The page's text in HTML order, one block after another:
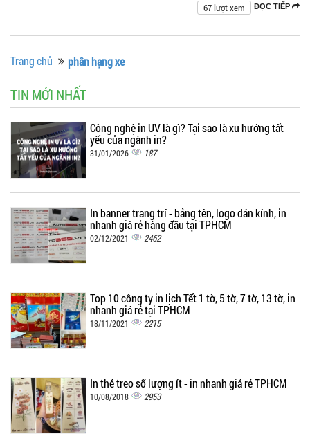
ĐỌC TIẾP
67 lượt xem
Trang chủ phân hạng xe
TIN MỚI NHẤT
Công nghệ in UV là gì? Tại sao là xu hướng tất
yếu của ngành in?
31/01/2026 187
In banner trang trí - bảng tên, logo dán kính, in
nhanh giá rẻ hàng đầu tại TPHCM
02/12/2021 2462
Top 10 công ty in lịch Tết 1 tờ, 5 tờ, 7 tờ, 13 tờ, in
nhanh giá rẻ tại TPHCM
18/11/2021 2215
In thẻ treo số lượng ít - in nhanh giá rẻ TPHCM
10/08/2018 2953